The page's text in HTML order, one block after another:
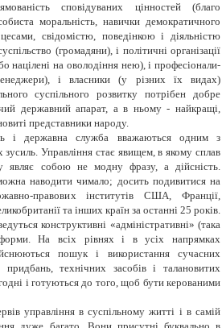
сповідуваних цінностей (благо
моральність, навички демократичного
свідомістю, поведінкою і діяльністю
(громадяни), і політичні організації
націлені на оволодіння нею), і професіонали-
і власники (у різних їх видах)
суспільного розвитку потрібен добре
державний апарат, а в ньому - найкращі,
представники народу.
і державна служба вважаються одним з
Управління стає явищем, в якому сплав
являє собою не модну фразу, а дійсність.
наводити чимало; досить подивитися на
правових інститутів США, Франції,
та інших країн за останні 25 років.
конструктивні «адміністративні» (така
На всіх рівнях і в усіх напрямках
пошук і використання сучасних
технічних засобів і талановитих
і готуються до того, щоб бути керованими
управління в суспільному житті і в самій